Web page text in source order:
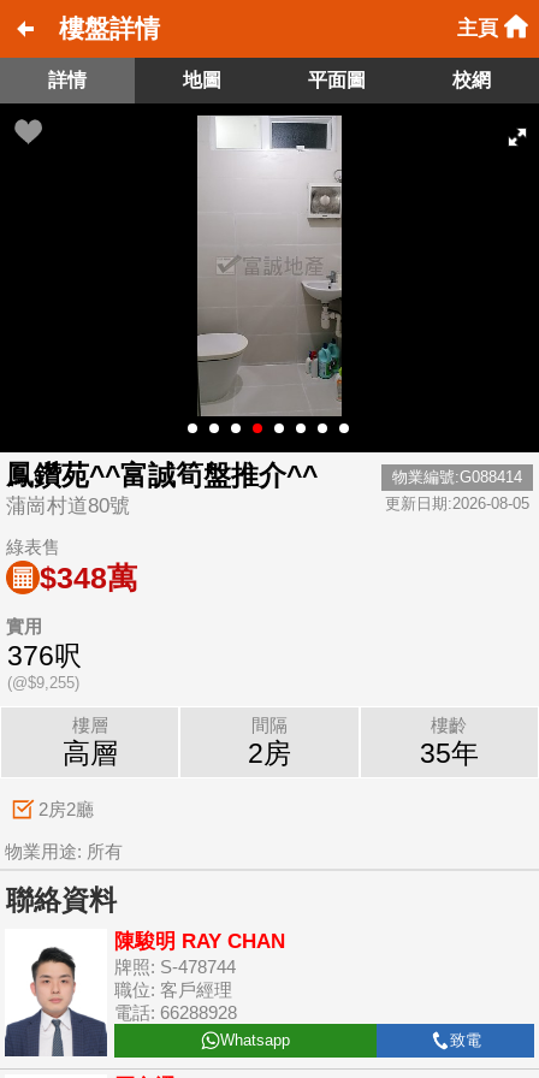
樓盤詳情 主頁
詳情 地圖 平面圖 校網
鳳鑽苑^^富誠筍盤推介^^
蒲崗村道80號
物業編號:G088414
更新日期:2026-08-05
綠表售
$348萬
實用
376呎
(@$9,255)
樓層
高層
間隔
2房
樓齡
35年
2房2廳
物業用途: 所有
聯絡資料
陳駿明 RAY CHAN
牌照: S-478744
職位: 客戶經理
電話: 66288928
Whatsapp 致電